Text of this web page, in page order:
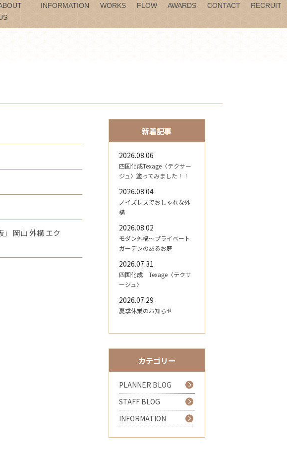
INFORMATION WORKS FLOW AWARDS CONTACT RECRUIT
岡山 外構 エク
新着記事
2026.08.06
四国化成Texage〈テクサー
ジュ〉塗ってみました！！
2026.08.04
ノイズレスでおしゃれな外
構
2026.08.02
モダン外構～プライベート
ガーデンのあるお庭
2026.07.31
四国化成 Texage〈テクサ
ージュ〉
2026.07.29
夏季休業のお知らせ
カテゴリー
PLANNER BLOG
STAFF BLOG
INFORMATION